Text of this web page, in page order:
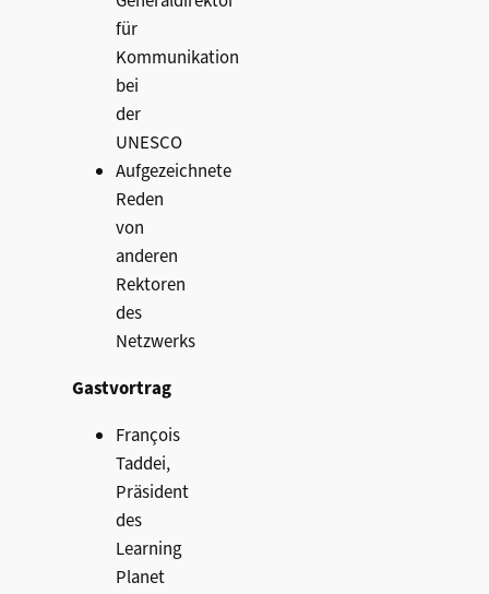
für
Kommunikation
bei
der
UNESCO
Aufgezeichnete
Reden
von
anderen
Rektoren
des
Netzwerks
Gastvortrag
François
Taddei,
Präsident
des
Learning
Planet